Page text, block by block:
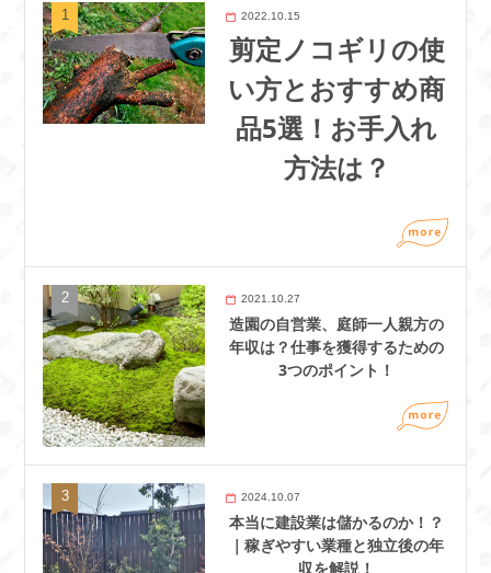
2022.10.15
剪定ノコギリの使
い方とおすすめ商
品5選！お手入れ
方法は？
2021.10.27
造園の自営業、庭師一人親方の
年収は？仕事を獲得するための
3つのポイント！
2024.10.07
本当に建設業は儲かるのか！？
｜稼ぎやすい業種と独立後の年
収を解説！